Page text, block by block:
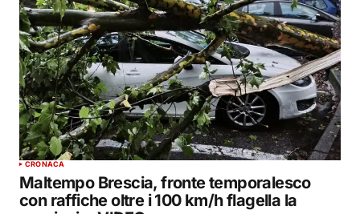
CRONACA
Maltempo Brescia, fronte temporalesco
con raffiche oltre i 100 km/h flagella la